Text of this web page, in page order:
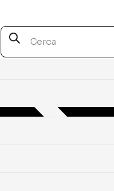
Products
search